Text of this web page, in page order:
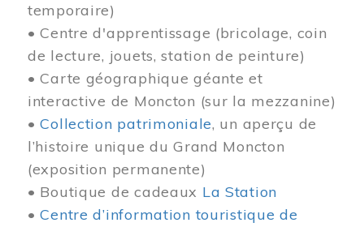
temporaire)
• Centre d'apprentissage (bricolage, coin
de lecture, jouets, station de peinture)
• Carte géographique géante et
interactive de Moncton (sur la mezzanine)
•Collection patrimoniale, un aperçu de
l’histoire unique du Grand Moncton
(exposition permanente)
• Boutique de cadeaux La Station
•Centre d’information touristique de